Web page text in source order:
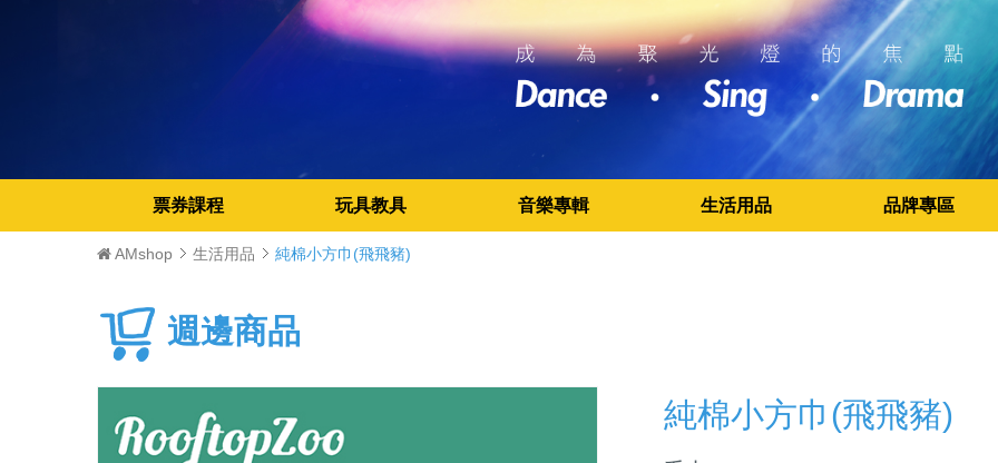
票券課程 玩具教具 音樂專輯 生活用品 品牌專區
AMshop 生活用品 純棉小方巾(飛飛豬)
週邊商品
純棉小方巾(飛飛豬)